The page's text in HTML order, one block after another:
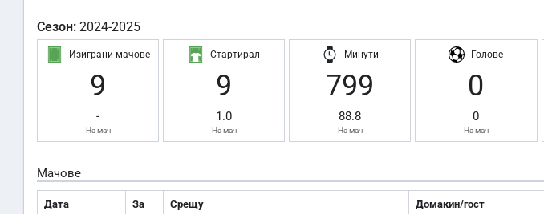
Сезон: 2024-2025
Изиграни мачове
9
-
На мач
Стартирал
9
1.0
На мач
Минути
799
88.8
На мач
Голове
0
0
На мач
Мачове
Дата За Срещу Домакин/гост